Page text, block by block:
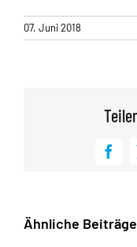
07. Juni 2018
Ähnliche Beiträge